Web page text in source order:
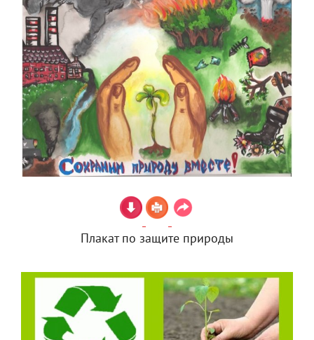
Плакат по защите природы